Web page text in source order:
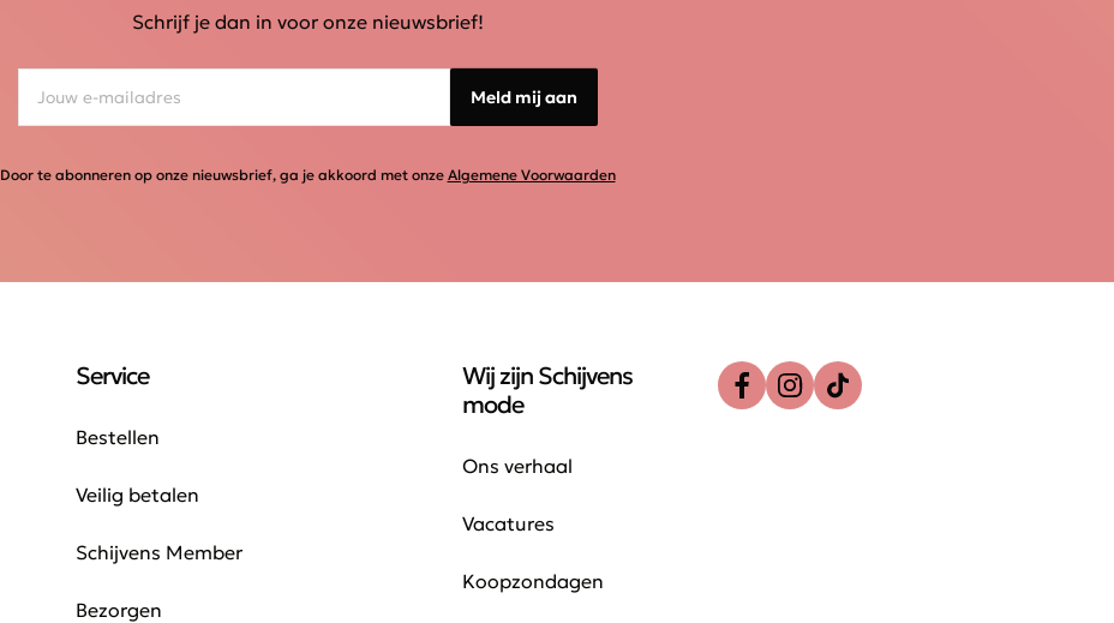
Schrijf je dan in voor onze nieuwsbrief!
Meld mij aan
Door te abonneren op onze nieuwsbrief, ga je akkoord met onze Algemene Voorwaarden
Service
Bestellen
Veilig betalen
Schijvens Member
Bezorgen
Wij zijn Schijvens
mode
Ons verhaal
Vacatures
Koopzondagen